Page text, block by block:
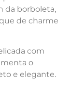
da borboleta,
de charme
com
o
e elegante.